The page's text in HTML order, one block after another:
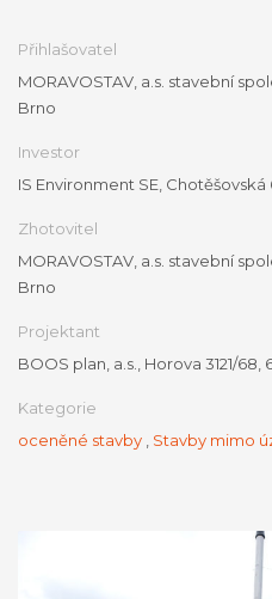
Přihlašovatel
MORAVOSTAV, a.s. stavební
Brno
Investor
IS Environment SE, Chotěšovská
Zhotovitel
MORAVOSTAV, a.s. stavební
Brno
Projektant
BOOS plan, a.s., Horova 3121/68,
Kategorie
oceněné stavby
Stavby mimo